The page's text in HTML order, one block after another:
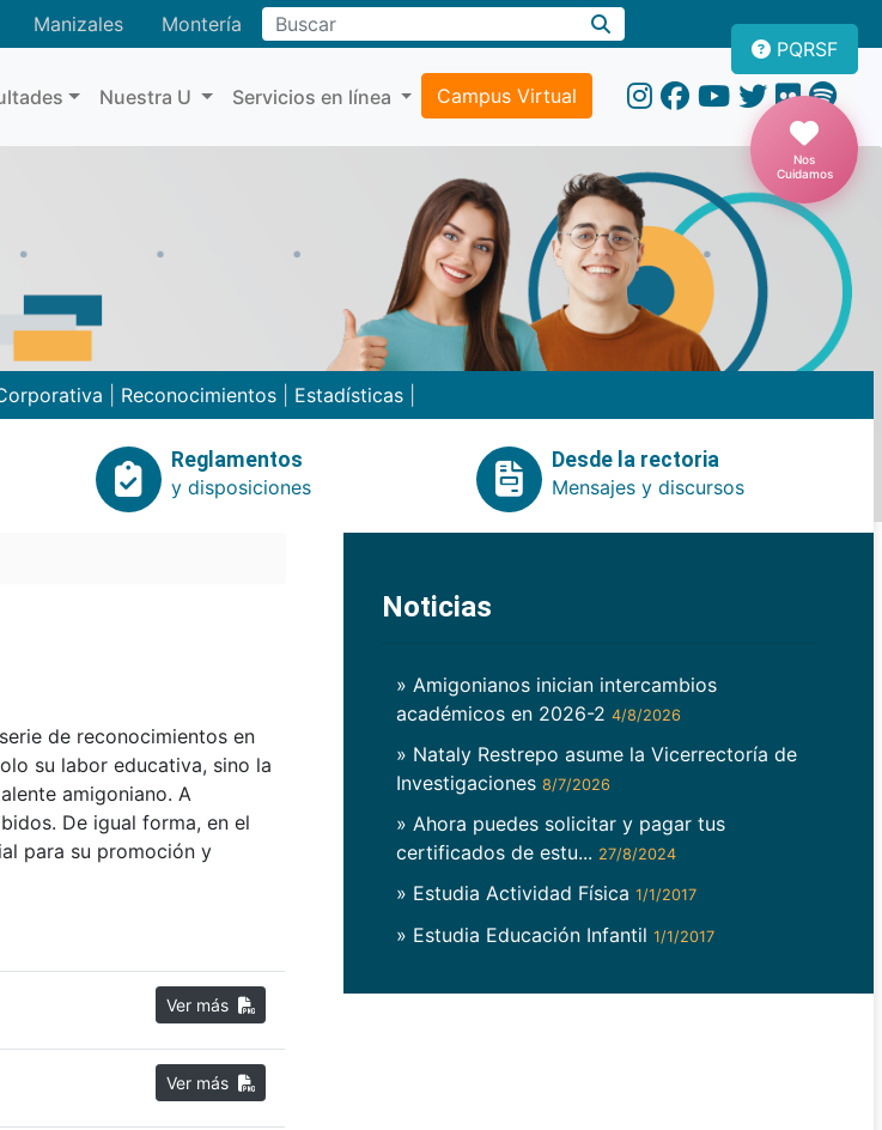
Manizales MonteríaBuscar
Nuestra U Servicios en línea Campus Virtual
PQRSF
Nos
Cuidamos
Reconocimientos Estadísticas
Reglamentos
y disposiciones
Desde la rectoria
Mensajes y discursos
de reconocimientos en
su labor educativa, sino la
amigoniano. A
De igual forma, en el
para su promoción y
Noticias
» Amigonianos inician intercambios
académicos en 2026-2 4/8/2026
» Nataly Restrepo asume la Vicerrectoría de
Investigaciones 8/7/2026
» Ahora puedes solicitar y pagar tus
certificados de estu... 27/8/2024
» Estudia Actividad Física 1/1/2017
» Estudia Educación Infantil 1/1/2017